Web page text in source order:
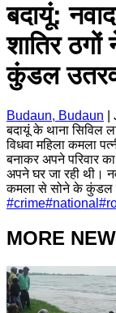
बदायूं:
शातिर
कुंडल
Budaun, Budaun
बदायूं के थाना सिविल
विधवा महिला कमला
बनाकर अपने परिवार
अपने घर जा रही थी।
कमला से सोने के कुंडल
#crime#national #
MORE